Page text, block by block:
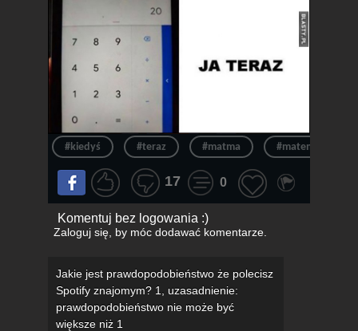
#kiedyś #teraz #matma #matematyka
17 0
Komentuj bez logowania :)
Zaloguj się, by móc dodawać komentarze.
Jakie jest prawdopodobieństwo że polecisz
Spotify znajomym? 1, uzasadnienie:
prawdopodobieństwo nie może być
większe niż 1